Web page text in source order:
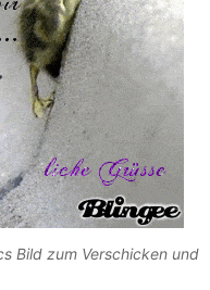
Bild zum Verschicken und